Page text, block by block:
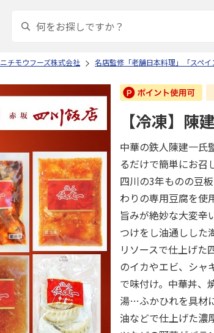
ニチモウフーズ株式会社 名店監修「老舗日本料理」「スペイ
【冷凍】
中華の鉄人陳建一氏
るだけで簡単にお
四川の3年ものの豆
わりの専用豆腐を使
旨みが絶妙な大変
つけをし油通しした
リソースで仕上げ
のイカやエビ、シャ
で味付け。中華丼、
湯…ふかひれを具材
油などで仕上げた